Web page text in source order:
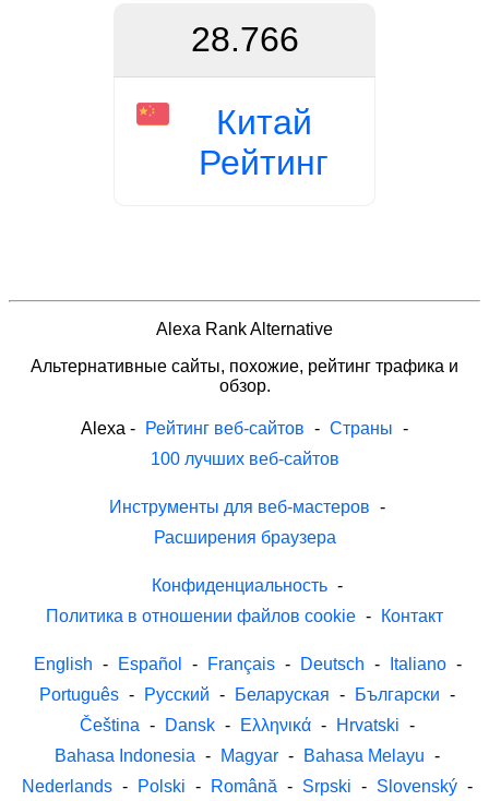
28.766
Китай
Рейтинг
Alexa Rank Alternative
Альтернативные сайты, похожие, рейтинг трафика и
обзор.
Alexa - Рейтинг веб-сайтов - Страны -
100 лучших веб-сайтов
Инструменты для веб-мастеров -
Расширения браузера
Конфиденциальность -
Политика в отношении файлов cookie - Контакт
English - Español - Français - Deutsch - Italiano -
Português - Русский - Беларуская - Български -
Čeština - Dansk - Ελληνικά - Hrvatski -
Bahasa Indonesia - Magyar - Bahasa Melayu -
Nederlands - Polski - Română - Srpski - Slovenský -